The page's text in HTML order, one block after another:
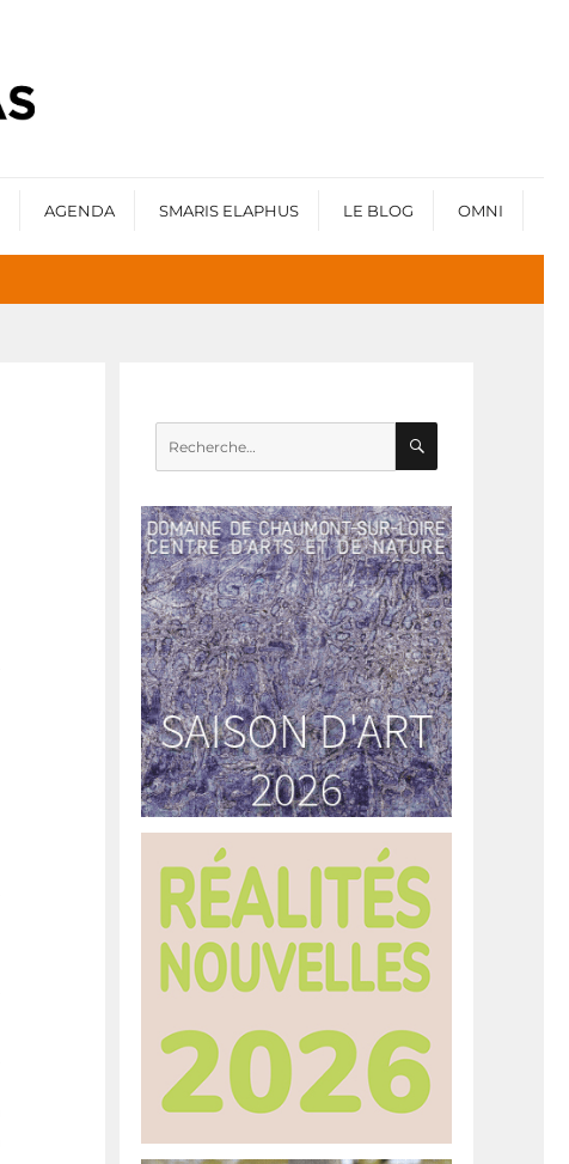
AGENDA SMARIS ELAPHUS LE BLOG OMNI
Recherche
pour :